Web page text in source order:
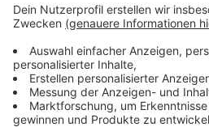
Chili
Salz
Für Kartoffelpüree
300g mehlige Kartoffeln
50 ml Sahne